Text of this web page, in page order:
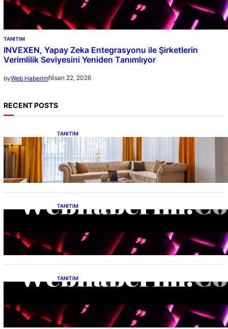
TANITIM
INVEXEN, Yapay Zeka Entegrasyonu ile Şirketlerin
Verimlilik Seviyesini Yeniden Tanımlıyor
byWeb HaberimNisan 22, 2026
RECENT POSTS
TANITIM
Van Edremit Satılık Daire Rehberi
TANITIM
Etimesgut Zirkonyum Kaplama Hakkında
TANITIM
INVEXEN, Yapay Zeka Entegrasyonu ile
Tanımlıyor